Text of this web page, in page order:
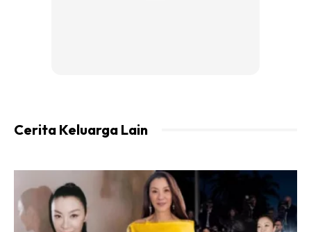
Cerita Keluarga Lain